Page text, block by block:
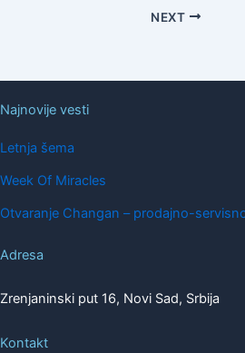
NEXT
Najnovije vesti
Letnja šema
Week Of Miracles
Otvaranje Changan – prodajno-
Adresa
Zrenjaninski put 16, Novi Sad, Srbija
Kontakt